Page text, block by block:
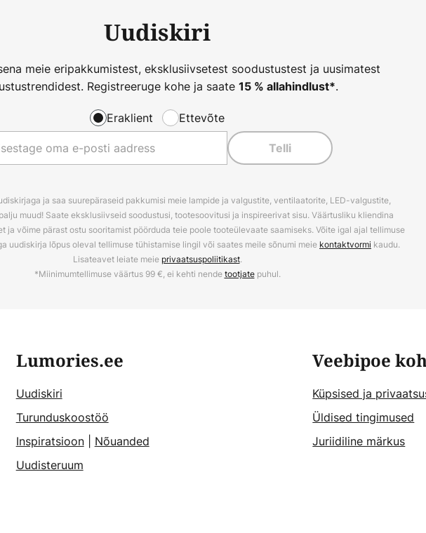
Uudiskiri
meie eripakkumistest, eksklusiivsetest soodustustest ja uusimatest
Registreeruge kohe ja saate 15 % allahindlust*.
Eraklient Ettevõte
Telli
ja saa suurepäraseid pakkumisi meie lampide ja valgustite, ventilaatorite, LED-valgustite,
muud! Saate eksklusiivseid soodustusi, tootesoovitusi ja inspireerivat sisu. Väärtusliku kliendina
ja võime pärast ostu sooritamist pöörduda teie poole tooteülevaate saamiseks. Võite igal ajal tellimuse
uudiskirja lõpus oleval tellimuse tühistamise lingil või saates meile sõnumi meie kontaktvormi kaudu.
Lisateavet leiate meie privaatsuspoliitikast.
*Miinimumtellimuse väärtus 99 €, ei kehti nendetootjatepuhul.
Lumories.ee
Uudiskiri
Turunduskoostöö
Inspiratsioon| Nõuanded
Uudisteruum
Veebipoe
Küpsised ja
Üldised tingimused
Juriidiline märkus